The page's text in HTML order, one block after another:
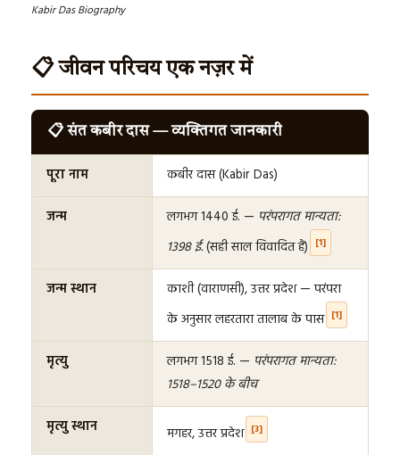
Kabir Das Biography
📋 जीवन परिचय एक नज़र में
📋 संत कबीर दास — व्यक्तिगत जानकारी
पूरा नाम कबीर दास (Kabir Das)
जन्म लगभग 1440 ई. — परंपरागत मान्यता:
1398 ई.(सही साल विवादित है) [1]
जन्म स्थान
काशी (वाराणसी), उत्तर प्रदेश — परंपरा
के अनुसार लहरतारा तालाब के पास [1]
मृत्यु लगभग 1518 ई. — परंपरागत मान्यता:
1518–1520 के बीच
मृत्यु स्थान मगहर, उत्तर प्रदेश [3]